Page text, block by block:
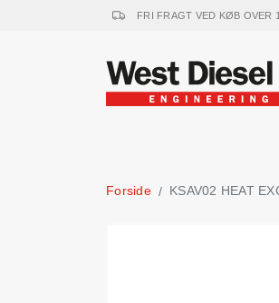
FRI FRAGT VED KØB OVER
Forside KSAV02 HEAT